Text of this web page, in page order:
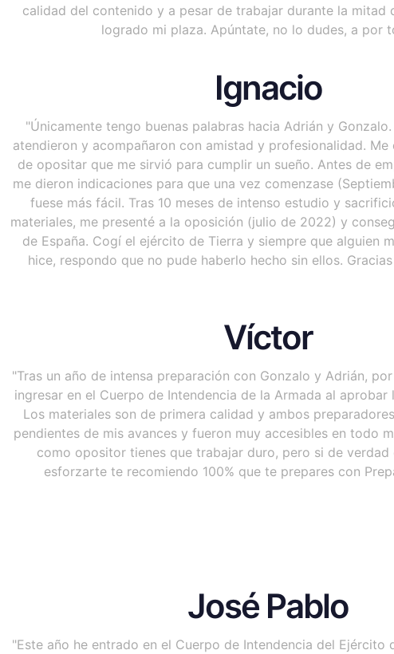
calidad del contenido y a pesar de trabajar durante la mitad
logrado mi plaza. Apúntate, no lo dudes, a por
Ignacio
"Únicamente tengo buenas palabras hacia Adrián y
atendieron y acompañaron con amistad y profesionalidad. Me
de opositar que me sirvió para cumplir un sueño. Antes de
me dieron indicaciones para que una vez comenzase
fuese más fácil. Tras 10 meses de intenso estudio y
materiales, me presenté a la oposición (julio de 2022) y
de España. Cogí el ejército de Tierra y siempre que alguien
hice, respondo que no pude haberlo hecho sin ellos.
Víctor
"Tras un año de intensa preparación con Gonzalo y Adrián,
ingresar en el Cuerpo de Intendencia de la Armada al
Los materiales son de primera calidad y ambos
pendientes de mis avances y fueron muy accesibles en todo
como opositor tienes que trabajar duro, pero si de verdad
esforzarte te recomiendo 100% que te prepares con
José Pablo
"Este año he entrado en el Cuerpo de Intendencia del Ejército